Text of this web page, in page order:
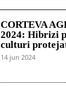
CORTEVA
2024: Hibrizi
culturi
14 jun 2024